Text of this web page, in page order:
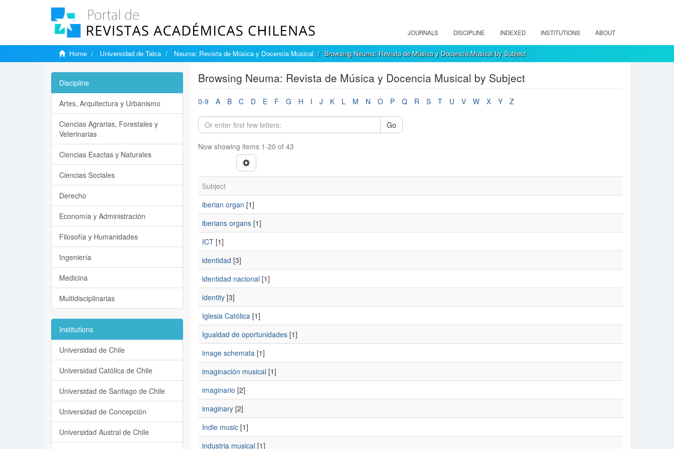
JOURNALS DISCIPLINE INDEXED INSTITUTIONS ABOUT
Home Universidad de Talca Neuma: Revista de Música y Docencia Musical Browsing Neuma: Revista de Música y Docencia Musical by Subject
Browsing Neuma: Revista de Música y Docencia Musical by Subject
0-9 A B C D E F G H I J K L M N O P Q R S T U V W X Y Z
Go
Now showing items 1-20 of 43
Subject
iberian organ [1]
iberians organs[1]
ICT[1]
identidad [3]
identidad nacional[1]
identity[3]
Iglesia Católica[1]
Igualdad de oportunidades[1]
image schemata[1]
imaginación musical[1]
imaginario [2]
imaginary[2]
Indie music[1]
industria musical[1]
Discipline
Artes, Arquitectura y Urbanismo
Ciencias Agrarias, Forestales y
Veterinarias
Ciencias Exactas y Naturales
Ciencias Sociales
Derecho
Economía y Administración
Filosofía y Humanidades
Ingeniería
Medicina
Multidisciplinarias
Institutions
Universidad de Chile
Universidad Católica de Chile
Universidad de Santiago de Chile
Universidad de Concepción
Universidad Austral de Chile